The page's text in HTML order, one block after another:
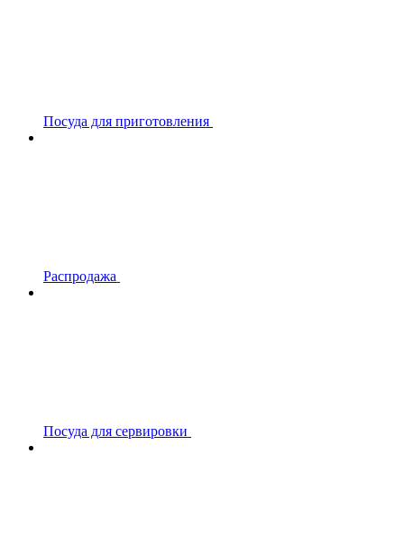
Посуда для приготовления
Распродажа
Посуда для сервировки